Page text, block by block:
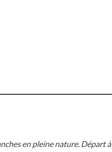
en pleine nature.